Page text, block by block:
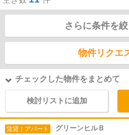
さらに条件を
物件リクエ
チェックした物件をまとめて
検討リストに追加
賃貸｜アパート グリーンヒルＢ